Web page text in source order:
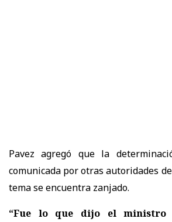
Pavez agregó que la
comunicada por otras autoridades
tema se encuentra zanjado.
“Fue lo que dijo el